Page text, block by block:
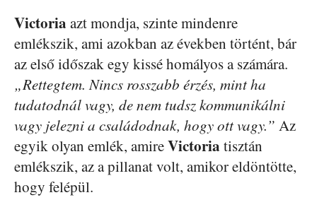
Victoria azt mondja, szinte mindenre
emlékszik, ami azokban az években történt, bár
az első időszak egy kissé homályos a számára.
„Rettegtem. Nincs rosszabb érzés, mint ha
tudatodnál vagy, de nem tudsz kommunikálni
vagy jelezni a családodnak, hogy ott vagy.” Az
egyik olyan emlék, amireVictoria tisztán
emlékszik, az a pillanat volt, amikor eldöntötte,
hogy felépül.